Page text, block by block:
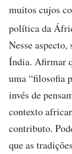
muitos cujos
política da
Nesse
Índia. Afirmar
uma “filosofia
invés de
contexto
contributo.
que as